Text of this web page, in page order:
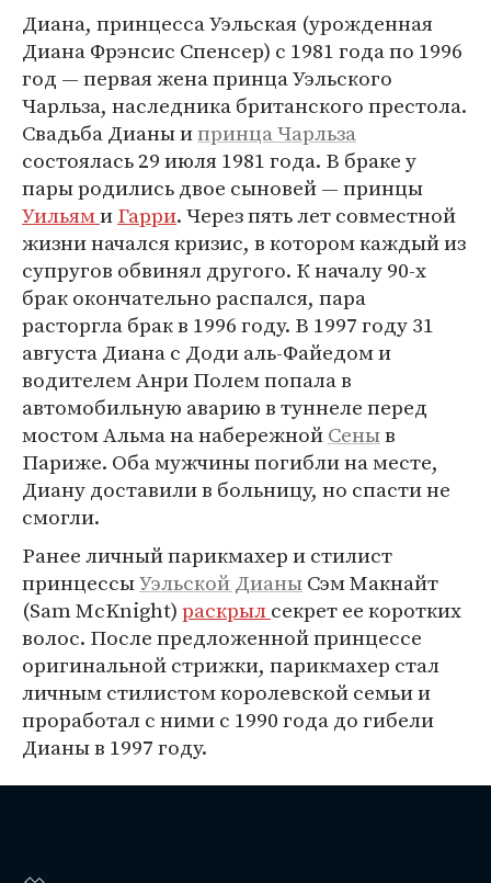
Диана, принцесса Уэльская (урожденная
Диана Фрэнсис Спенсер) с 1981 года по 1996
год — первая жена принца Уэльского
Чарльза, наследника британского престола.
Свадьба Дианы ипринца Чарльза
состоялась 29 июля 1981 года. В браке у
пары родились двое сыновей — принцы
УильямиГарри. Через пять лет совместной
жизни начался кризис, в котором каждый из
супругов обвинял другого. К началу 90-х
брак окончательно распался, пара
расторгла брак в 1996 году. В 1997 году 31
августа Диана с Доди аль-Файедом и
водителем Анри Полем попала в
автомобильную аварию в туннеле перед
мостом Альма на набережнойСеныв
Париже. Оба мужчины погибли на месте,
Диану доставили в больницу, но спасти не
смогли.
Ранее личный парикмахер и стилист
принцессыУэльской ДианыСэм Макнайт
(Sam McKnight)раскрылсекрет ее коротких
волос. После предложенной принцессе
оригинальной стрижки, парикмахер стал
личным стилистом королевской семьи и
проработал с ними с 1990 года до гибели
Дианы в 1997 году.